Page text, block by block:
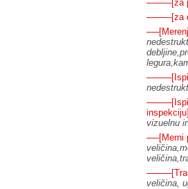
────[za
────[za
inspekciju]
vizuelnu
──[Merni
veličina,